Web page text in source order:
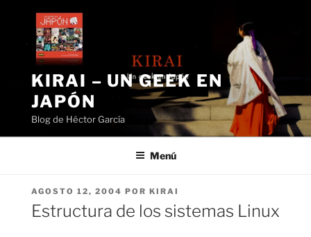
contenido
KIRAI – UN GEEK EN
JAPÓN
Blog de Héctor García
Menú
PUBLICADO
EL
AGOSTO 12, 2004 POR KIRAI
Estructura de los sistemas Linux